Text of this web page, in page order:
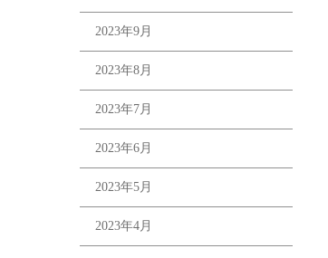
2023年9月
2023年8月
2023年7月
2023年6月
2023年5月
2023年4月